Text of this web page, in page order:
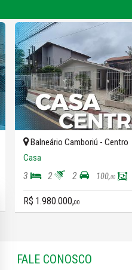
Balneário Camboriú - Centro
Casa
3 2 2 100,00
R$ 1.980.000,00
FALE CONOSCO